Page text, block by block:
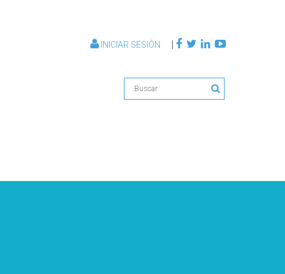
INICIAR SESIÓN |